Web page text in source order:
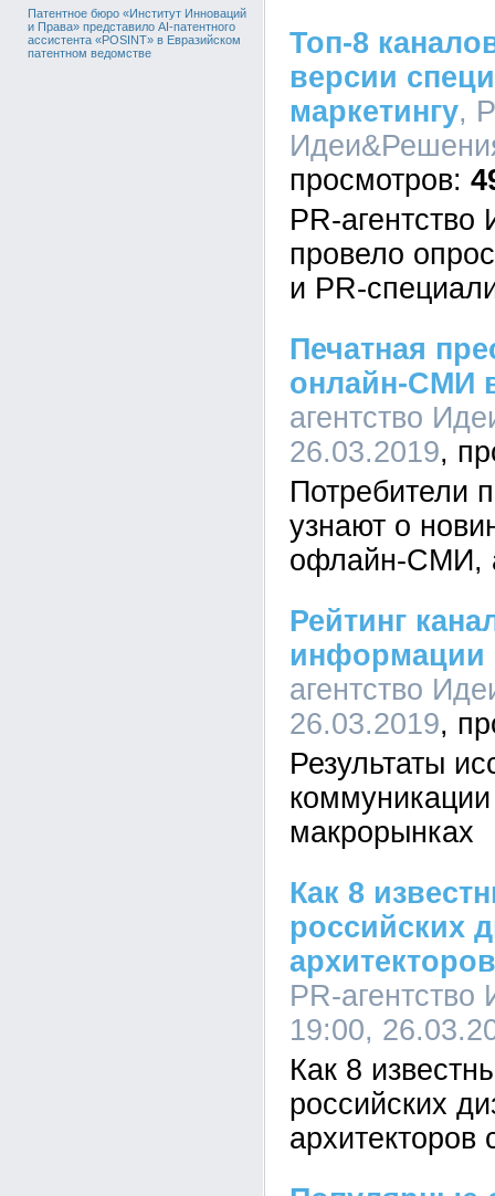
Патентное бюро «Институт Инноваций
и Права» представило AI-патентного
ассистента «POSINT» в Евразийском
патентном ведомстве
Топ-8
версии
маркетингу,
PR-
провело
и PR-
Печатная
онлайн-СМИ
агентство
26.03.2019
Потребители
узнают о
офлайн-СМИ,
Рейтинг
информации
агентство
26.03.2019
Результаты
макрорынках
Как 8
российских
PR-
19:00,
Как 8
российских
архитекторов